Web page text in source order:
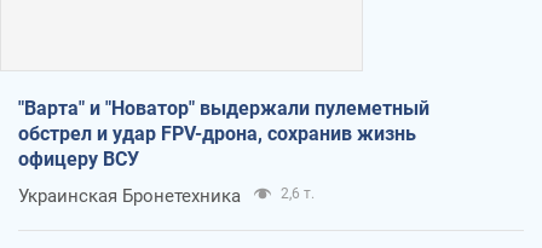
"Варта" и "Новатор" выдержали пулеметный
обстрел и удар FPV-дрона, сохранив жизнь
офицеру ВСУ
Украинская Бронетехника 2,6 т.